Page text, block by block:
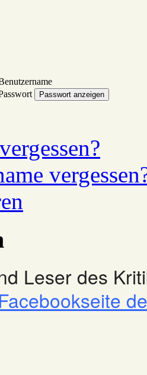
Passwort anzeigen
Leser des